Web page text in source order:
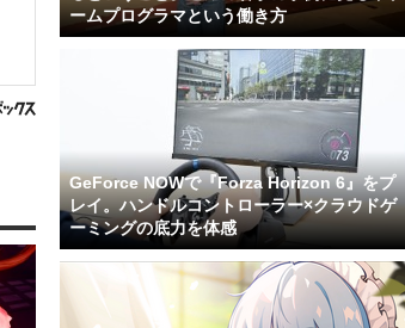
ームプログラマという働き方
GeForce NOWで『Forza Horizon 6』をプ
レイ。ハンドルコントローラー×クラウドゲ
ーミングの底力を体感